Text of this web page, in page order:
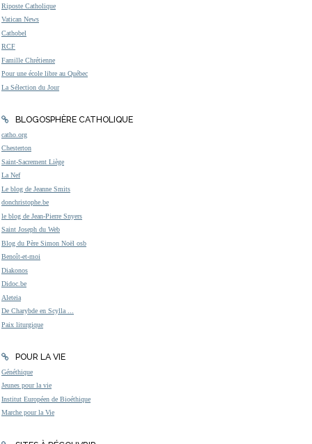
Riposte Catholique
Vatican News
Cathobel
RCF
Famille Chrétienne
Pour une école libre au Québec
La Sélection du Jour
BLOGOSPHÈRE CATHOLIQUE
catho.org
Chesterton
Saint-Sacrement Liège
La Nef
Le blog de Jeanne Smits
donchristophe.be
le blog de Jean-Pierre Snyers
Saint Joseph du Web
Blog du Père Simon Noël osb
Benoît-et-moi
Diakonos
Didoc.be
Aleteia
De Charybde en Scylla ...
Paix liturgique
POUR LA VIE
Généthique
Jeunes pour la vie
Institut Européen de Bioéthique
Marche pour la Vie